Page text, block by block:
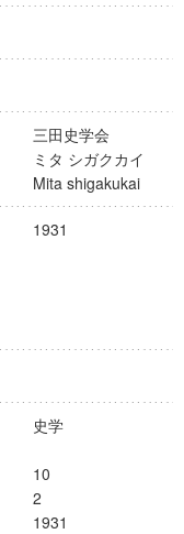
三田史学会
ミタ シガクカイ
Mita shigakukai
1931
史学
10
2
1931